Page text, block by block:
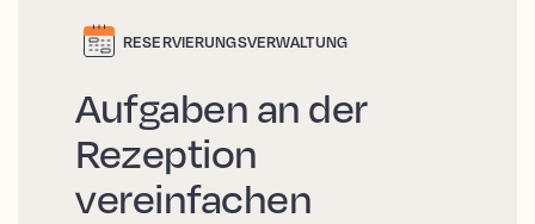
RESERVIERUNGSVERWALTUNG
Aufgaben an der
Rezeption
vereinfachen